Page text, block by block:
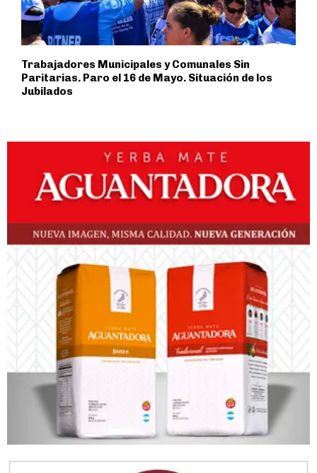
Trabajadores Municipales y Comunales Sin
Paritarias. Paro el 16 de Mayo. Situación de los
Jubilados